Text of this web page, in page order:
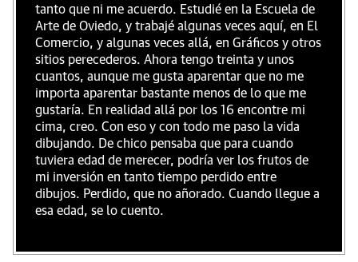
tanto que ni me acuerdo. Estudié en la Escuela de
Arte de Oviedo, y trabajé algunas veces aquí, en El
Comercio, y algunas veces allá, en Gráficos y otros
sitios perecederos. Ahora tengo treinta y unos
cuantos, aunque me gusta aparentar que no me
importa aparentar bastante menos de lo que me
gustaría. En realidad allá por los 16 encontre mi
cima, creo. Con eso y con todo me paso la vida
dibujando. De chico pensaba que para cuando
tuviera edad de merecer, podría ver los frutos de
mi inversión en tanto tiempo perdido entre
dibujos. Perdido, que no añorado. Cuando llegue a
esa edad, se lo cuento.